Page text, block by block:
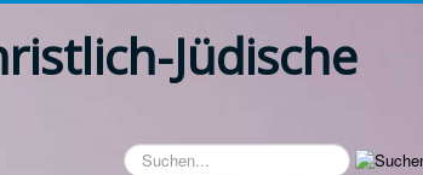
Jüdische
Suchen...